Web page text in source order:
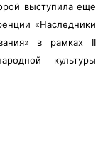
выступила еще
«Наследники
в рамках II
культуры